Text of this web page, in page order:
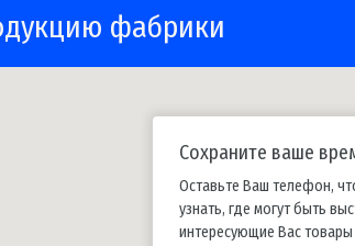
фабрики
Сохраните ваше
Оставьте Ваш телефон,
узнать, где могут быть
интересующие Вас товары